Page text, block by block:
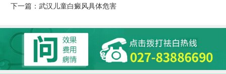
下一篇： 武汉儿童白癜风具体危害